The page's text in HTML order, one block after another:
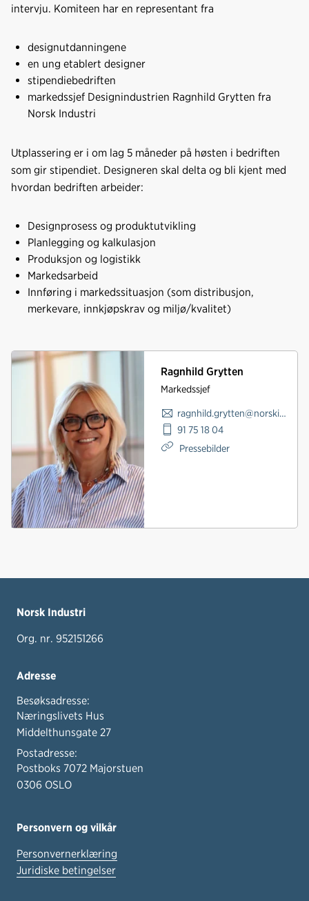
intervju. Komiteen har en representant fra
designutdanningene
en ung etablert designer
stipendiebedriften
markedssjef Designindustrien Ragnhild Grytten fra
Norsk Industri
Utplassering er i om lag 5 måneder på høsten i bedriften
som gir stipendiet. Designeren skal delta og bli kjent med
hvordan bedriften arbeider:
Designprosess og produktutvikling
Planlegging og kalkulasjon
Produksjon og logistikk
Markedsarbeid
Innføring i markedssituasjon (som distribusjon,
merkevare, innkjøpskrav og miljø/kvalitet)
Ragnhild Grytten
Markedssjef
ragnhild.grytten@norskindustri.no
91 75 18 04
Pressebilder
Norsk Industri
Org. nr. 952151266
Adresse
Besøksadresse:
Næringslivets Hus
Middelthunsgate 27
Postadresse:
Postboks 7072 Majorstuen
0306 OSLO
Personvern og vilkår
Personvernerklæring
Juridiske betingelser